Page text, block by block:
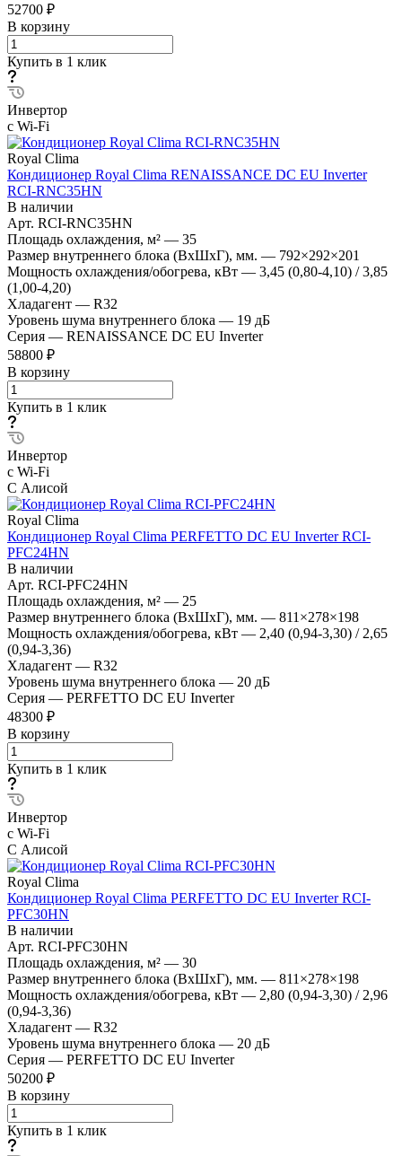
52700 ₽
В корзину
Купить в 1 клик
Инвертор
с Wi-Fi
Royal Clima
Кондиционер Royal Clima RENAISSANCE DC EU Inverter
RCI-RNС35HN
В наличии
Арт. RCI-RNС35HN
Площадь охлаждения, м² — 35
Размер внутреннего блока (ВхШхГ), мм. — 792×292×201
Мощность охлаждения/обогрева, кВт — 3,45 (0,80-4,10) / 3,85
(1,00-4,20)
Хладагент — R32
Уровень шума внутреннего блока — 19 дБ
Серия — RENAISSANCE DC EU Inverter
58800 ₽
В корзину
Купить в 1 клик
Инвертор
с Wi-Fi
С Алисой
Royal Clima
Кондиционер Royal Clima PERFETTO DC EU Inverter RCI-
PFC24HN
В наличии
Арт. RCI-PFC24HN
Площадь охлаждения, м² — 25
Размер внутреннего блока (ВхШхГ), мм. — 811×278×198
Мощность охлаждения/обогрева, кВт — 2,40 (0,94-3,30) / 2,65
(0,94-3,36)
Хладагент — R32
Уровень шума внутреннего блока — 20 дБ
Серия — PERFETTO DC EU Inverter
48300 ₽
В корзину
Купить в 1 клик
Инвертор
с Wi-Fi
С Алисой
Royal Clima
Кондиционер Royal Clima PERFETTO DC EU Inverter RCI-
PFC30HN
В наличии
Арт. RCI-PFC30HN
Площадь охлаждения, м² — 30
Размер внутреннего блока (ВхШхГ), мм. — 811×278×198
Мощность охлаждения/обогрева, кВт — 2,80 (0,94-3,30) / 2,96
(0,94-3,36)
Хладагент — R32
Уровень шума внутреннего блока — 20 дБ
Серия — PERFETTO DC EU Inverter
50200 ₽
В корзину
Купить в 1 клик